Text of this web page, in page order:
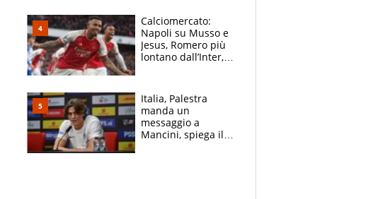
B. Rune verso la
rinuncia
Calciomercato:
Napoli su Musso e
Jesus, Romero più
lontano dall’Inter,
tabellone
Italia, Palestra
manda un
messaggio a
Mancini, spiega il